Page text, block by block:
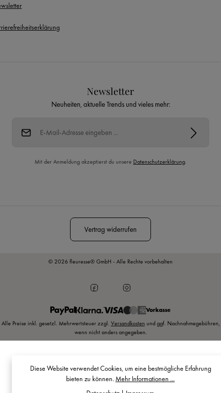
Newsletter
Neuheiten, aktuelle Trends und vieles mehr:
Mit der Anmeldung akzeptierst du unsere Datenschutzerklärung.
Vertrag widerrufen
© 2026 fleuresse® GmbH - Alle Rechte vorbehalten
Vorkasse
Alle Preise inkl. gesetzl. Mehrwertsteuer zzgl. Versandkosten und ggf. Nachnahmegebühren,
wenn nicht anders angegeben.
Diese Website verwendet Cookies, um eine bestmögliche Erfahrung
bieten zu können. Mehr Informationen ...